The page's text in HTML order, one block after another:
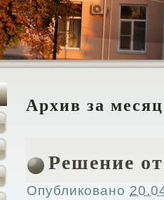
Архив за
Решение
Опубликовано